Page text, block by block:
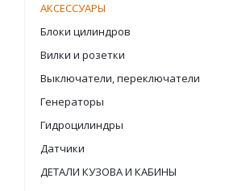
АКСЕССУАРЫ
Блоки цилиндров
Вилки и розетки
Выключатели, переключатели
Генераторы
Гидроцилиндры
Датчики
ДЕТАЛИ КУЗОВА И КАБИНЫ